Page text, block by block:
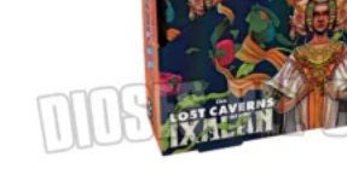
página
de